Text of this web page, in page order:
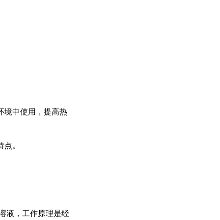
境中使用，提高热
。
液，工作原理是经